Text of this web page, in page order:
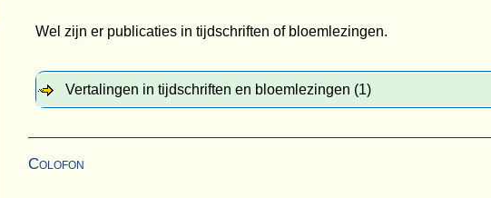
Wel zijn er publicaties in tijdschriften of bloemlezingen.
Vertalingen in tijdschriften en bloemlezingen (1)
Colofon